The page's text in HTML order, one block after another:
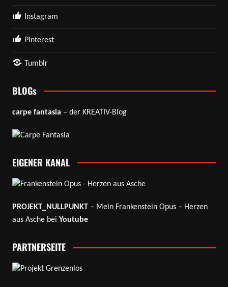
Instagram
Pinterest
Tumblr
BLOGs
carpe fantasia – der KREATIV-Blog
EIGENER KANAL
PROJEKT_NULLPUNKT– Mein Frankenstein Opus – Herzen
aus Asche bei Youtube
PARTNERSEITE